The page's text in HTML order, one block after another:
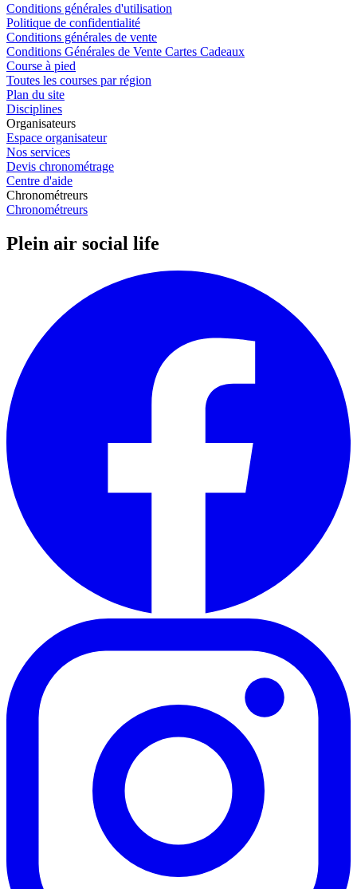
Conditions générales d'utilisation
Politique de confidentialité
Conditions générales de vente
Conditions Générales de Vente Cartes Cadeaux
Course à pied
Toutes les courses par région
Plan du site
Disciplines
Organisateurs
Espace organisateur
Nos services
Devis chronométrage
Centre d'aide
Chronométreurs
Chronométreurs
Plein air social life